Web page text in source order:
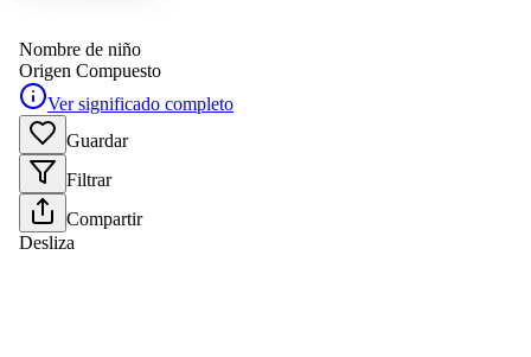
Nombre de niño
Origen Compuesto
Ver significado completo
Guardar
Filtrar
Compartir
Desliza